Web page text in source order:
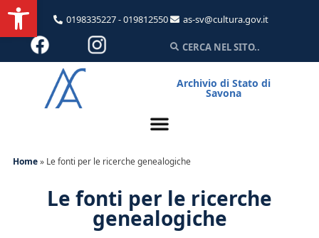
0198335227 - 019812550 as-sv@cultura.gov.it
Archivio di Stato di
Savona
Home» Le fonti per le ricerche genealogiche
Le fonti per le ricerche
genealogiche